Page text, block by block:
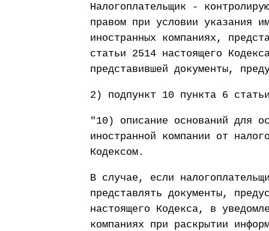
Налогоплательщик -
правом при условии указания
иностранных компаниях,
статьи 2514 настоящего
представившей документы,
2) подпункт 10 пункта 6
"10) описание оснований для
иностранной компании от
Кодексом.
В случае, если
представлять документы,
настоящего Кодекса, в
компаниях при раскрытии